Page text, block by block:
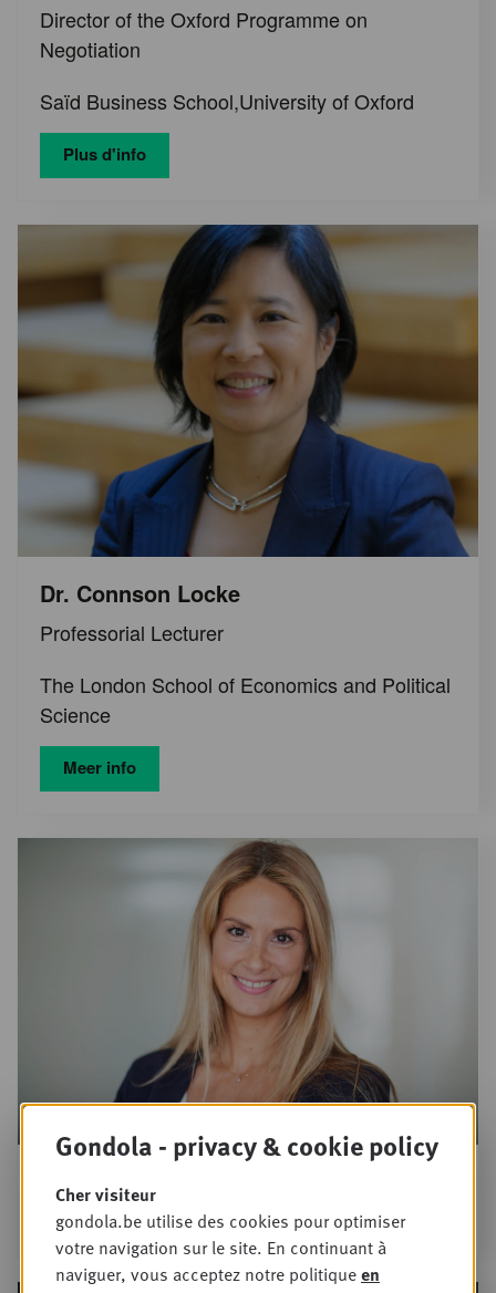
Director of the Oxford Programme on
Negotiation
Saïd Business School,University of Oxford
Plus d'info
Dr. Connson Locke
Professorial Lecturer
The London School of Economics and Political
Science
Meer info
Aude Mahy
Food Law Partner at DALDEWOLF Belgium
Gondola - privacy & cookie policy
Cher visiteur
gondola.be utilise des cookies pour optimiser
votre navigation sur le site. En continuant à
naviguer, vous acceptez notre politiqueen